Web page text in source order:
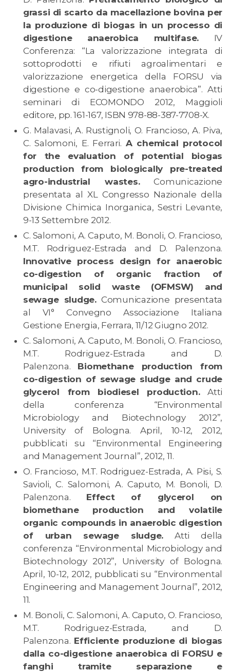
grassi di scarto da macellazione bovina per
la produzione di biogas in un processo di
digestione anaerobica multifase. IV
Conferenza: “La valorizzazione integrata di
sottoprodotti e rifiuti agroalimentari e
valorizzazione energetica della FORSU via
digestione e co-digestione anaerobica”. Atti
seminari di ECOMONDO 2012, Maggioli
editore, pp. 161-167, ISBN 978-88-387-7708-X.
G. Malavasi, A. Rustignoli, O. Francioso, A. Piva,
C. Salomoni, E. Ferrari. A chemical protocol
for the evaluation of potential biogas
production from biologically pre-treated
agro-industrial wastes.Comunicazione
presentata al XL Congresso Nazionale della
Divisione Chimica Inorganica, Sestri Levante,
9-13 Settembre 2012.
C. Salomoni, A. Caputo, M. Bonoli, O. Francioso,
M.T. Rodriguez-Estrada and D. Palenzona.
Innovative process design for anaerobic
co-digestion of organic fraction of
municipal solid waste (OFMSW) and
sewage sludge.Comunicazione presentata
al VI° Convegno Associazione Italiana
Gestione Energia, Ferrara, 11/12 Giugno 2012.
C. Salomoni, A. Caputo, M. Bonoli, O. Francioso,
M.T. Rodriguez-Estrada and D.
Palenzona. Biomethane production from
co-digestion of sewage sludge and crude
glycerol from biodiesel production.Atti
della conferenza “Environmental
Microbiology and Biotechnology 2012”,
University of Bologna. April, 10-12, 2012,
pubblicati su “Environmental Engineering
and Management Journal”, 2012, 11.
O. Francioso, M.T. Rodriguez-Estrada, A. Pisi, S.
Savioli, C. Salomoni, A. Caputo, M. Bonoli, D.
Palenzona. Effect of glycerol on
biomethane production and volatile
organic compounds in anaerobic digestion
of urban sewage sludge. Atti della
conferenza “Environmental Microbiology and
Biotechnology 2012”, University of Bologna.
April, 10-12, 2012, pubblicati su “Environmental
Engineering and Management Journal”, 2012,
11.
M. Bonoli, C. Salomoni, A. Caputo, O. Francioso,
M.T. Rodriguez-Estrada, and D.
Palenzona. Efficiente produzione di biogas
dalla co-digestione anaerobica di FORSU e
fanghi tramite separazione e